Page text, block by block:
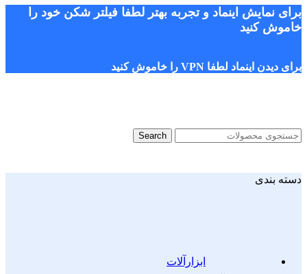
برای نمایش اینماد و تجربه بهتر لطفا فیلتر شکن خود را
خاموش کنید
برای دیدن اینماد لطفا VPN را خاموش کنید
Search
دسته بندی
ابزارآلات